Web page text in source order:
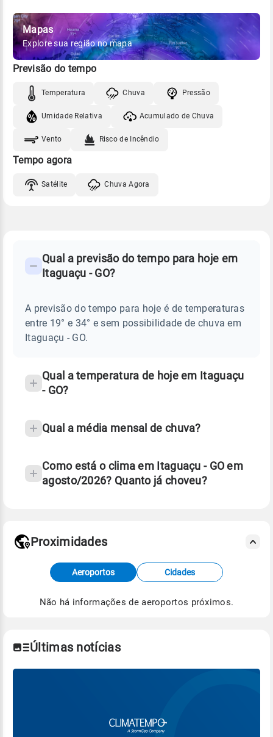
Mapas
Explore sua região no mapa
Previsão do tempo
Temperatura Chuva Pressão
Umidade Relativa Acumulado de Chuva
Vento Risco de Incêndio
Tempo agora
Satélite Chuva Agora
TEMPO
ITAGUAÇU
Perguntas
sobre
chuva
Qual a previsão do tempo para hoje em
Itaguaçu - GO?
A previsão do tempo para hoje é de temperaturas
entre 19° e 34° e sem possibilidade de chuva em
Itaguaçu - GO.
Qual a temperatura de hoje em Itaguaçu
- GO?
Qual a média mensal de chuva?
Como está o clima em Itaguaçu - GO em
agosto/2026? Quanto já choveu?
Fonte: dados combinados de estações
meteorológicas e satélite do Centro de Previsão
de Tempo e Estudos Climáticos (CPTEC).
Proximidades
Aeroportos Cidades
Não há informações de aeroportos próximos.
Últimas notícias